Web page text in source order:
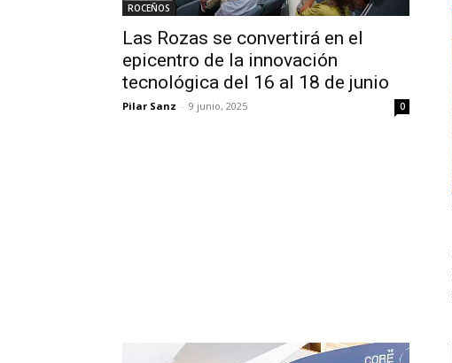
ROCEÑOS
Las Rozas se convertirá en el
epicentro de la innovación
tecnológica del 16 al 18 de junio
Pilar Sanz - 9 junio, 2025 0